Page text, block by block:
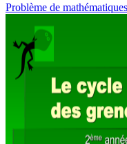
Problème de